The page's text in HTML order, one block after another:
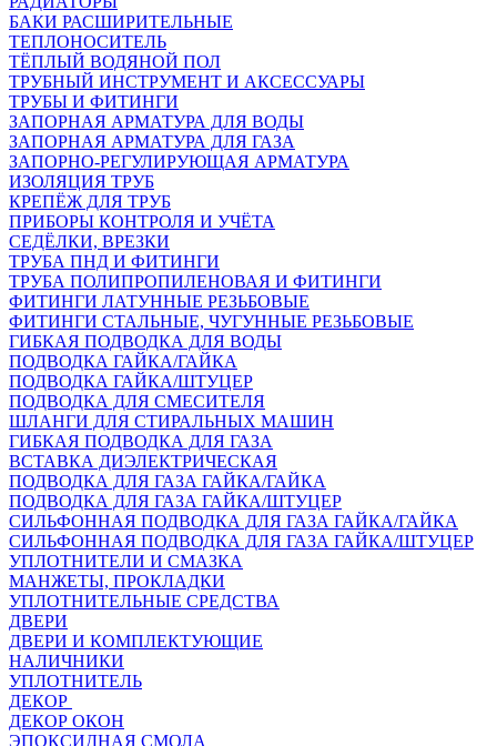
БАКИ РАСШИРИТЕЛЬНЫЕ
ТЕПЛОНОСИТЕЛЬ
ТЁПЛЫЙ ВОДЯНОЙ ПОЛ
ТРУБНЫЙ ИНСТРУМЕНТ И АКСЕССУАРЫ
ТРУБЫ И ФИТИНГИ
ЗАПОРНАЯ АРМАТУРА ДЛЯ ВОДЫ
ЗАПОРНАЯ АРМАТУРА ДЛЯ ГАЗА
ЗАПОРНО-РЕГУЛИРУЮЩАЯ АРМАТУРА
ИЗОЛЯЦИЯ ТРУБ
КРЕПЁЖ ДЛЯ ТРУБ
ПРИБОРЫ КОНТРОЛЯ И УЧЁТА
СЕДЁЛКИ, ВРЕЗКИ
ТРУБА ПНД И ФИТИНГИ
ТРУБА ПОЛИПРОПИЛЕНОВАЯ И ФИТИНГИ
ФИТИНГИ ЛАТУННЫЕ РЕЗЬБОВЫЕ
ФИТИНГИ СТАЛЬНЫЕ, ЧУГУННЫЕ РЕЗЬБОВЫЕ
ГИБКАЯ ПОДВОДКА ДЛЯ ВОДЫ
ПОДВОДКА ГАЙКА/ГАЙКА
ПОДВОДКА ГАЙКА/ШТУЦЕР
ПОДВОДКА ДЛЯ СМЕСИТЕЛЯ
ШЛАНГИ ДЛЯ СТИРАЛЬНЫХ МАШИН
ГИБКАЯ ПОДВОДКА ДЛЯ ГАЗА
ВСТАВКА ДИЭЛЕКТРИЧЕСКАЯ
ПОДВОДКА ДЛЯ ГАЗА ГАЙКА/ГАЙКА
ПОДВОДКА ДЛЯ ГАЗА ГАЙКА/ШТУЦЕР
СИЛЬФОННАЯ ПОДВОДКА ДЛЯ ГАЗА ГАЙКА/ГАЙКА
СИЛЬФОННАЯ ПОДВОДКА ДЛЯ ГАЗА ГАЙКА/ШТУЦЕР
УПЛОТНИТЕЛИ И СМАЗКА
МАНЖЕТЫ, ПРОКЛАДКИ
УПЛОТНИТЕЛЬНЫЕ СРЕДСТВА
ДВЕРИ
ДВЕРИ И КОМПЛЕКТУЮЩИЕ
НАЛИЧНИКИ
УПЛОТНИТЕЛЬ
ДЕКОР
ДЕКОР ОКОН
ЭПОКСИДНАЯ СМОЛА